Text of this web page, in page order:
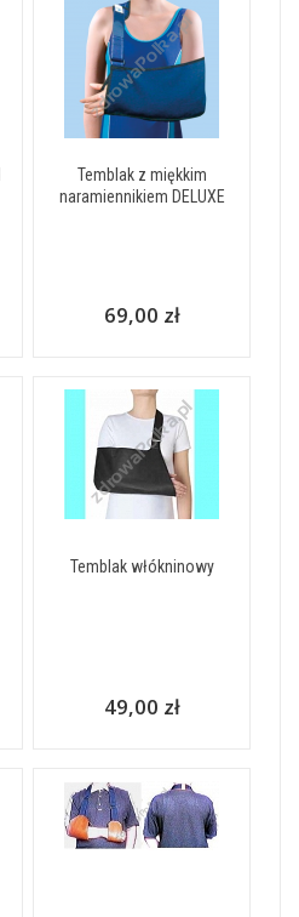
Temblak z miękkim
naramiennikiem DELUXE
69,00 zł
Temblak włókninowy
49,00 zł